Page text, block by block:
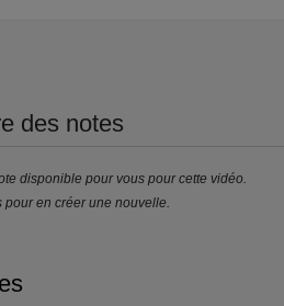
des notes
disponible pour vous pour cette vidéo.
en créer une nouvelle.